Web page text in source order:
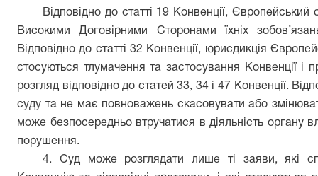
Відповідно до статті 19 Конвенції,
Високими Договірними Сторонами їхніх
Відповідно до статті 32 Конвенції, юрисдикція
стосуються тлумачення та застосування Конвенції і
розгляд відповідно до статей 33, 34 і 47 Конвенції.
суду та не має повноважень скасовувати або
може безпосередньо втручатися в діяльність органу
порушення.
4. Суд може розглядати лише ті заяви, які